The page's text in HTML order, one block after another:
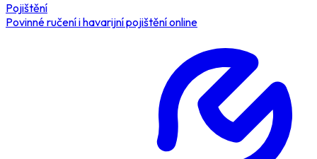
Pojištění
Povinné ručení i havarijní pojištění online